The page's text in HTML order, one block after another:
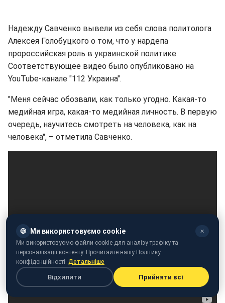
Надежду Савченко вывели из себя слова политолога
Алексея Голобуцкого о том, что у нардепа
пророссийская роль в украинской политике.
Соответствующее видео было опубликовано на
YouTube-канале "112 Украина".
"Меня сейчас обозвали, как только угодно. Какая-то
медийная игра, какая-то медийная личность. В первую
очередь, научитесь смотреть на человека, как на
человека", – отметила Савченко.
🍪 Ми використовуємо cookie ✕
Ми використовуємо файли cookie для аналізу трафіку та
персоналізації контенту. Прочитайте нашу Політику
конфіденційності. Детальніше
Відхилити Прийняти всі